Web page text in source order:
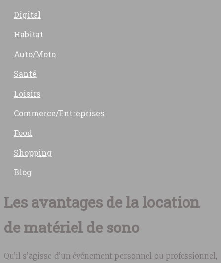
Digital
Habitat
Auto/Moto
Santé
Loisirs
Commerce/Entreprises
Food
Shopping
Blog
Les avantages de la location
de matériel de sono
Qu’il s’agisse d’un événement personnel ou professionnel,